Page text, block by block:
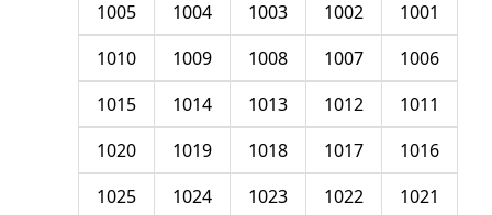
1001
1002
1003
1004
1005
1006
1007
1008
1009
1010
1011
1012
1013
1014
1015
1016
1017
1018
1019
1020
1021
1022
1023
1024
1025